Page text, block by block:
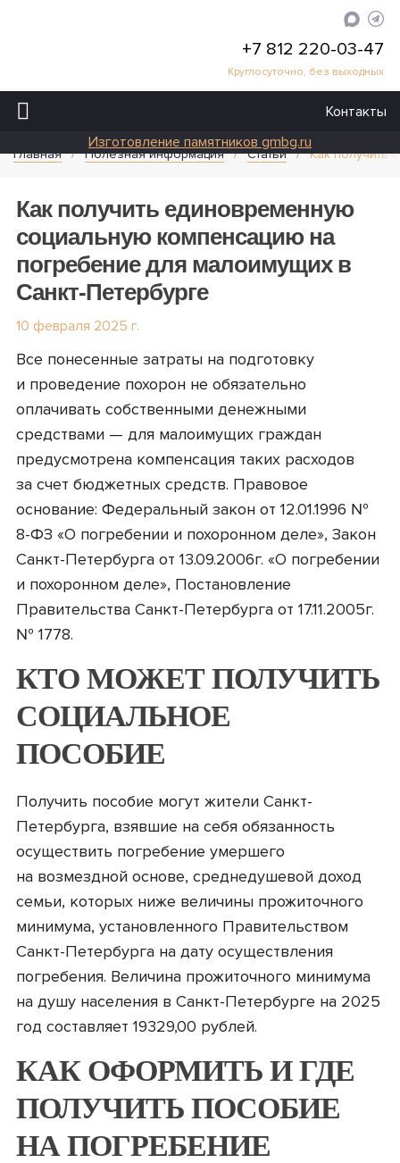
+7 812 220-03-47
Круглосуточно, без выходных
Контакты
Изготовление памятников gmbg.ru
Главная Полезная информация Статьи Как получить
Как получить единовременную
социальную компенсацию на
погребение для малоимущих в
Санкт-Петербурге
10 февраля 2025 г.
Все понесенные затраты на подготовку
и проведение похорон не обязательно
оплачивать собственными денежными
средствами — для малоимущих граждан
предусмотрена компенсация таких расходов
за счет бюджетных средств. Правовое
основание: Федеральный закон от 12.01.1996 №
8-ФЗ «О погребении и похоронном деле», Закон
Санкт-Петербурга от 13.09.2006г. «О погребении
и похоронном деле», Постановление
Правительства Санкт-Петербурга от 17.11.2005г.
№ 1778.
КТО МОЖЕТ ПОЛУЧИТЬ
СОЦИАЛЬНОЕ
ПОСОБИЕ
Получить пособие могут жители Санкт-
Петербурга, взявшие на себя обязанность
осуществить погребение умершего
на возмездной основе, среднедушевой доход
семьи, которых ниже величины прожиточного
минимума, установленного Правительством
Санкт-Петербурга на дату осуществления
погребения. Величина прожиточного минимума
на душу населения в Санкт-Петербурге на 2025
год составляет 19329,00 рублей.
КАК ОФОРМИТЬ И ГДЕ
ПОЛУЧИТЬ ПОСОБИЕ
НА ПОГРЕБЕНИЕ